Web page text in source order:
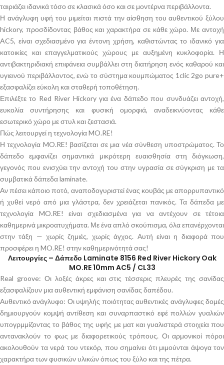
ταιριάζει ιδανικά τόσο σε κλασικά όσο και σε μοντέρνα περιβάλλοντα.
Η ανάγλυφη υφή του μιμείται πιστά την αίσθηση του αυθεντικού ξύλου
hickory, προσδίδοντας βάθος και χαρακτήρα σε κάθε χώρο. Με αντοχή
AC5, είναι σχεδιασμένο για έντονη χρήση, καθιστώντας το ιδανικό για
κατοικίες και επαγγελματικούς χώρους με αυξημένη κυκλοφορία. Η
αντιβακτηριδιακή επιφάνεια συμβάλλει στη διατήρηση ενός καθαρού και
υγιεινού περιβάλλοντος, ενώ το σύστημα κουμπώματος 1clic 2go pure+
εξασφαλίζει εύκολη και σταθερή τοποθέτηση.
Επιλέξτε το Red River Hickory για ένα δάπεδο που συνδυάζει αντοχή,
ευκολία συντήρησης και φυσική ομορφιά, αναδεικνύοντας κάθε
εσωτερικό χώρο με στυλ και ζεστασιά.
Πώς λειτουργεί η τεχνολογία MO.RE!
Η τεχνολογία MO.RE! βασίζεται σε μια νέα σύνθεση υποστρώματος. Το
δάπεδο εμφανίζει σημαντικά μικρότερη ευαισθησία στη διόγκωση,
γεγονός που ενισχύει την αντοχή του στην υγρασία σε σύγκριση με τα
συμβατικά δάπεδα laminate.
Αν πέσει κάποιο ποτό, αναποδογυριστεί ένας κουβάς με απορρυπαντικό
ή χυθεί νερό από μια γλάστρα, δεν χρειάζεται πανικός. Τα δάπεδα με
τεχνολογία MO.RE! είναι σχεδιασμένα για να αντέχουν σε τέτοια
καθημερινά μικροατυχήματα. Με ένα απλό σκούπισμα, όλα επανέρχονται
στην τάξη — χωρίς ζημιές, χωρίς άγχος. Αυτή είναι η διαφορά που
προσφέρει η MO.RE! στην καθημερινότητά σας!
Λειτουργίες – Δάπεδο Laminate 8156 Red River Hickory Oak
MO.RE 10mm AC5 / CL33
Real groove: Οι λοξές άκρες και στις τέσσερις πλευρές της σανίδας
εξασφαλίζουν μια αυθεντική εμφάνιση σανίδας δαπέδου.
Αυθεντικό ανάγλυφο: Οι υψηλής ποιότητας αυθεντικές ανάγλυφες δομές
δημιουργούν κομψή αντίθεση και συναρπαστικό εφέ πολλών γυαλιών
υπογρμμίζοντας το βάθος της υφής με ματ και γυαλιστερά στοιχεία που
αντανακλούν το φως με διαφορετικούς τρόπους. Οι αρμονικοί πόροι
ακολουθούν τα νερά του ντεκόρ, που σημαίνει ότι μιμούνται άψογα τον
χαρακτήρα των φυσικών υλικών όπως του ξύλο και της πέτρα.